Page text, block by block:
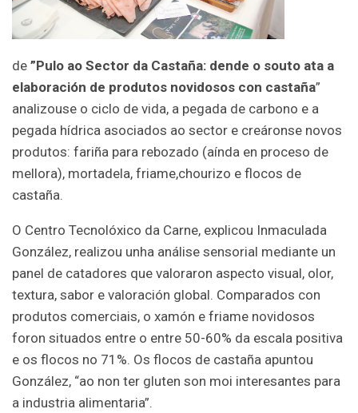
de ”Pulo ao Sector da Castaña: dende o souto ata a
elaboración de produtos novidosos con castaña”
analizouse o ciclo de vida, a pegada de carbono e a
pegada hídrica asociados ao sector e creáronse novos
produtos: fariña para rebozado (aínda en proceso de
mellora), mortadela, friame,chourizo e flocos de
castaña.
O Centro Tecnolóxico da Carne, explicou Inmaculada
González, realizou unha análise sensorial mediante un
panel de catadores que valoraron aspecto visual, olor,
textura, sabor e valoración global. Comparados con
produtos comerciais, o xamón e friame novidosos
foron situados entre o entre 50-60% da escala positiva
e os flocos no 71%. Os flocos de castaña apuntou
González, “ao non ter gluten son moi interesantes para
a industria alimentaria”.